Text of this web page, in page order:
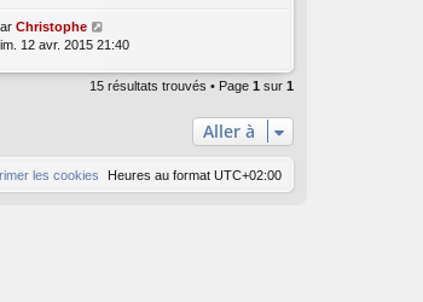
Christophe
12 avr. 2015 21:40
15 résultats trouvés • Page 1 sur 1
Aller à
Heures au format UTC+02:00
les cookies